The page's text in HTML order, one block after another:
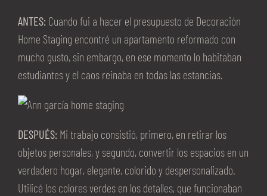
ANTES: Cuando fui a hacer el presupuesto de Decoración
Home Staging encontré un apartamento reformado con
mucho gusto, sin embargo, en ese momento lo habitaban
estudiantes y el caos reinaba en todas las estancias.
DESPUÉS: Mi trabajo consistió, primero, en retirar los
objetos personales, y segundo, convertir los espacios en un
verdadero hogar, elegante, colorido y despersonalizado.
Utilicé los colores verdes en los detalles, que funcionaban